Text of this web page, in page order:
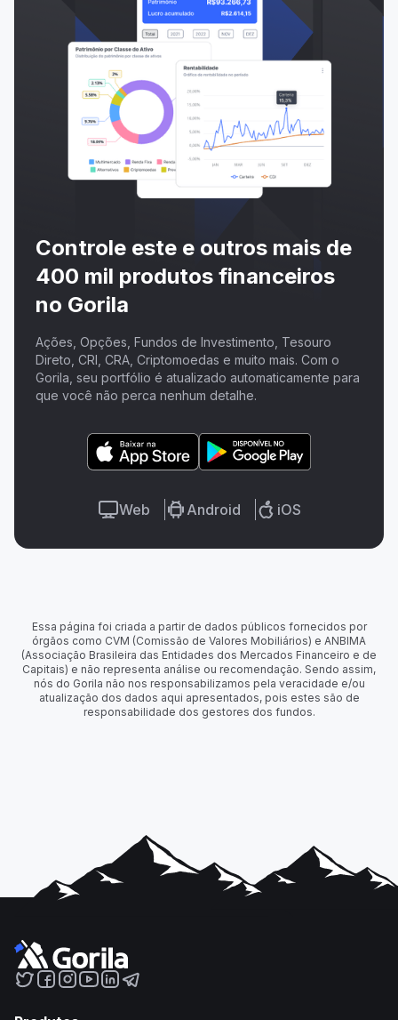
Controle este e outros mais de
400 mil produtos financeiros
no Gorila
Ações, Opções, Fundos de Investimento, Tesouro
Direto, CRI, CRA, Criptomoedas e muito mais. Com o
Gorila, seu portfólio é atualizado automaticamente para
que você não perca nenhum detalhe.
Web Android iOS
Essa página foi criada a partir de dados públicos fornecidos por
órgãos como CVM (Comissão de Valores Mobiliários) e ANBIMA
(Associação Brasileira das Entidades dos Mercados Financeiro e de
Capitais) e não representa análise ou recomendação. Sendo assim,
nós do Gorila não nos responsabilizamos pela veracidade e/ou
atualização dos dados aqui apresentados, pois estes são de
responsabilidade dos gestores dos fundos.